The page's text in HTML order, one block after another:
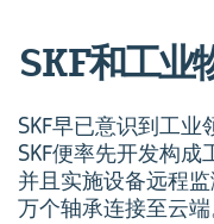
SKF和工业
SKF早已意识到工业
SKF便率先开发构成
并且实施设备远程
万个轴承连接至云端